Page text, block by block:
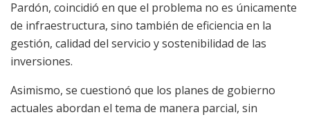
Pardón, coincidió en que el problema no es únicamente
de infraestructura, sino también de eficiencia en la
gestión, calidad del servicio y sostenibilidad de las
inversiones.
Asimismo, se cuestionó que los planes de gobierno
actuales abordan el tema de manera parcial, sin